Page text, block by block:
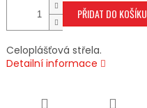
PŘIDAT DO KOŠÍKU
Celoplášťová střela.
Detailní informace